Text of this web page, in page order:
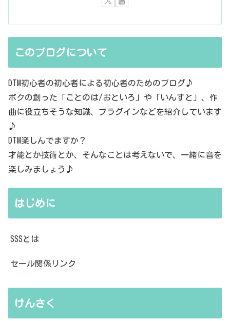
このブログについて
DTM初心者の初心者による初心者のためのブログ♪
ボクの創った「ことのは/おといろ」や「いんすと」、作
曲に役立ちそうな知識、プラグインなどを紹介しています
♪
DTM楽しんでますか？
才能とか技術とか、そんなことは考えないで、一緒に音を
楽しみましょう♪
はじめに
SSSとは
セール関係リンク
けんさく